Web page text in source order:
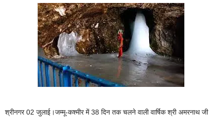
श्रीनगर 02 जुलाई।जम्‍मू-कश्‍मीर में 38 दिन तक चलने वाली वार्षिक श्री अमरनाथ जी